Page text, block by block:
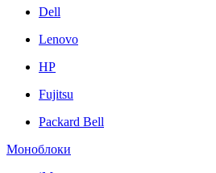
Dell
Lenovo
HP
Fujitsu
Packard Bell
Моноблоки